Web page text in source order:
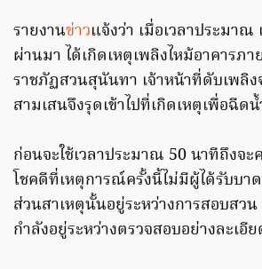
รายงานข่าวแจ้งว่า เมื่อเวลาประมาณ
ผ่านมา ได้เกิดเหตุเพลิงไหม้อาคารภ
ราชภัฏสวนสุนันทา เจ้าหน้าที่ดับเพลิ
สามเสนจึงรุดเข้าไปที่เกิดเหตุเพื่อฉีด
ก่อนจะใช้เวลาประมาณ 50 นาทีถึงจะ
โชคดีที่เหตุการณ์ครั้งนี้ไม่มีผู้ได้รับบา
ส่วนสาเหตุนั้นอยู่ระหว่างการสอบสว
กำลังอยู่ระหว่างตรวจสอบอย่างละเอี